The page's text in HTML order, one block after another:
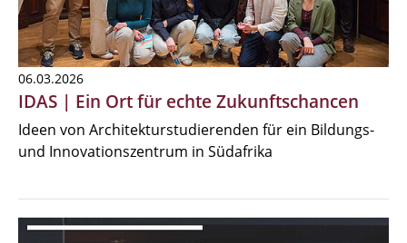
06.03.2026
IDAS | Ein Ort für echte Zukunftschancen
Ideen von Architekturstudierenden für ein Bildungs-
und Innovationszentrum in Südafrika